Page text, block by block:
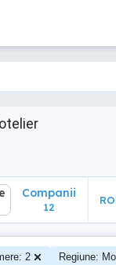
Companii
12
2 Regiune: